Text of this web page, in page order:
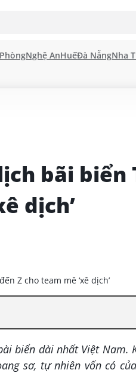
Nghệ AnHuếĐà NẵngNha
bãi biển
dịch’
biển dài nhất Việt Nam.
sơ, tự nhiên vốn có